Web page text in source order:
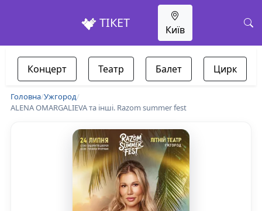
ТІКЕТ Київ
Концерт Театр Балет Цирк
Головна/Ужгород/
ALENA OMARGALIEVA та інші. Razom summer fest